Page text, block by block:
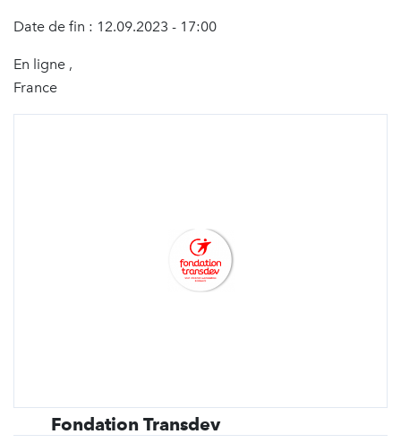
Date de fin : 12.09.2023 - 17:00
En ligne ,
France
Fondation Transdev